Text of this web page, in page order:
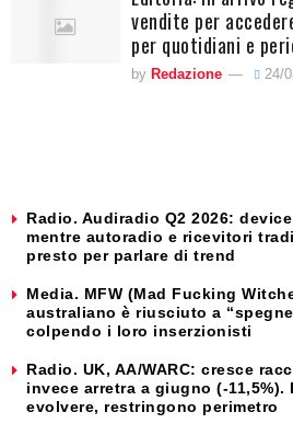
vendite per
per quotidiani e
by Redazione 24/
Radio. Audiradio Q2 2026:
mentre autoradio e ricevitori
presto per parlare di trend
Media. MFW (Mad Fucking
australiano è riusciuto a
colpendo i loro inserzionisti
Radio. UK, AA/WARC: cresce
invece arretra a giugno (-11,5%).
evolvere, restringono perimetro